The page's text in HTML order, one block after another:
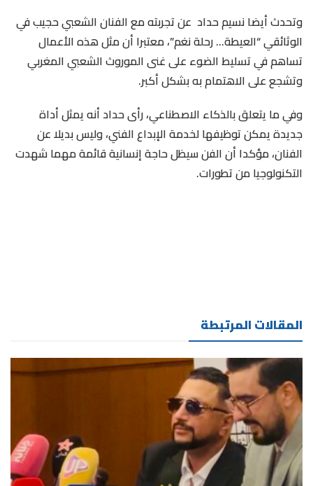
وتحدث أيضا نسيم حداد عن تجربته مع الفنان الشعبي حجيب في
الوثائقي “العيطة… رحلة نغم”، معتبرا أن مثل هذه الأعمال
تساهم في تسليط الضوء على غنى الموروث الشعبي المغربي
وتشجع على الاهتمام به بشكل أكبر.
وفي ما يتعلق بالذكاء الاصطناعي، رأى حداد أنه يمثل أداة
جديدة يمكن توظيفها لخدمة الإبداع الفني، وليس بديلا عن
الفنان، مؤكدا أن الفن سيظل حاجة إنسانية قائمة مهما شهدت
التكنولوجيا من تطورات.
المقالات المرتبطة